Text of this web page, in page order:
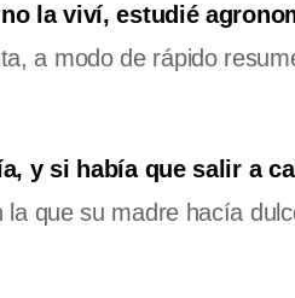
la viví, estudié
a modo de rápido
y si había que salir a
que su madre hacía